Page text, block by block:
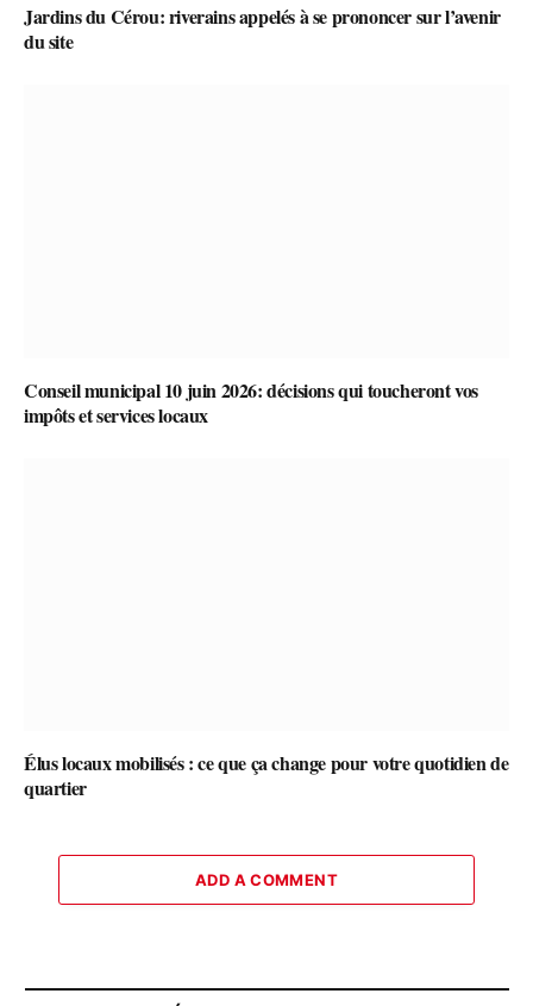
Jardins du Cérou: riverains appelés à se prononcer sur l’avenir
du site
Conseil municipal 10 juin 2026: décisions qui toucheront vos
impôts et services locaux
Élus locaux mobilisés : ce que ça change pour votre quotidien de
quartier
ADD A COMMENT